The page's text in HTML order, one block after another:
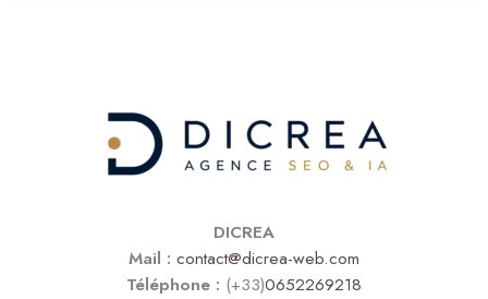
DICREA
Mail : contact@dicrea-web.com
Téléphone : (+33)0652269218